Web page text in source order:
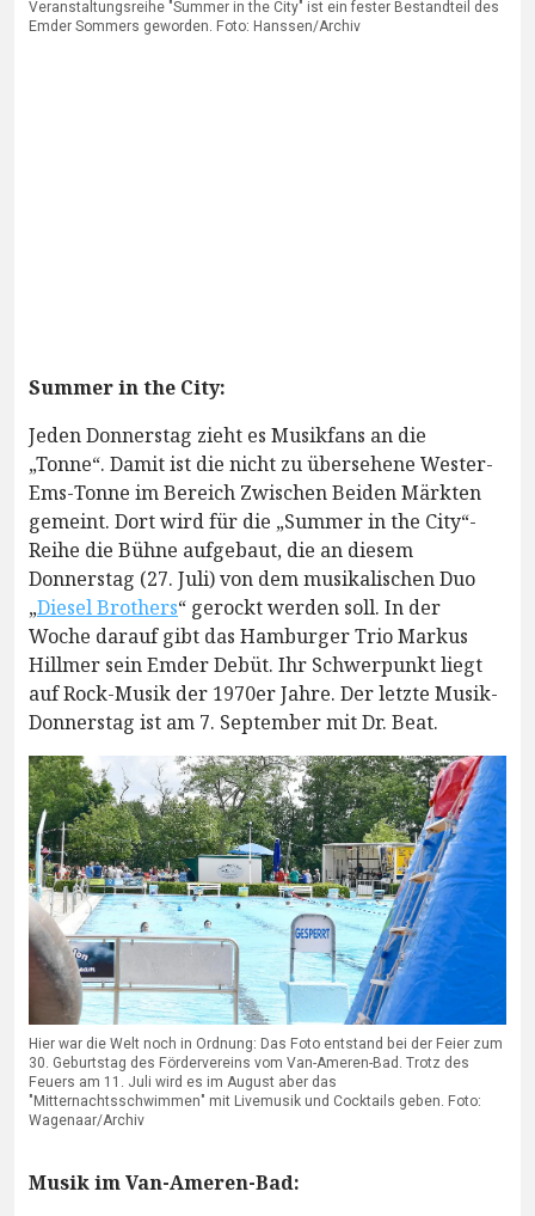
Veranstaltungsreihe "Summer in the City" ist ein fester Bestandteil des
Emder Sommers geworden. Foto: Hanssen/Archiv
Summer in the City:
Jeden Donnerstag zieht es Musikfans an die
„Tonne“. Damit ist die nicht zu übersehene Wester-
Ems-Tonne im Bereich Zwischen Beiden Märkten
gemeint. Dort wird für die „Summer in the City“-
Reihe die Bühne aufgebaut, die an diesem
Donnerstag (27. Juli) von dem musikalischen Duo
„Diesel Brothers“ gerockt werden soll. In der
Woche darauf gibt das Hamburger Trio Markus
Hillmer sein Emder Debüt. Ihr Schwerpunkt liegt
auf Rock-Musik der 1970er Jahre. Der letzte Musik-
Donnerstag ist am 7. September mit Dr. Beat.
Hier war die Welt noch in Ordnung: Das Foto entstand bei der Feier zum
30. Geburtstag des Fördervereins vom Van-Ameren-Bad. Trotz des
Feuers am 11. Juli wird es im August aber das
"Mitternachtsschwimmen" mit Livemusik und Cocktails geben. Foto:
Wagenaar/Archiv
Musik im Van-Ameren-Bad: